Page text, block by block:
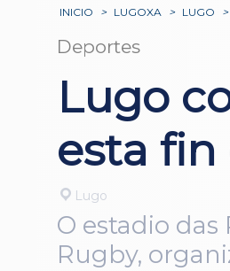
INICIO > LUGOXA > LUGO >
Deportes
Lugo
esta fin
Lugo
O estadio das
Rugby,